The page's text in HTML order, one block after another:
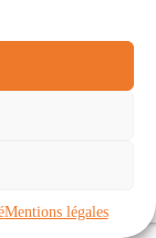
Mentions légales